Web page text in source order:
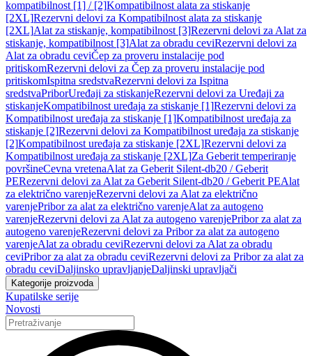
kompatibilnost [1] / [2]Kompatibilnost alata za stiskanje
[2XL]Rezervni delovi za Kompatibilnost alata za stiskanje
[2XL]Alat za stiskanje, kompatibilnost [3]Rezervni delovi za Alat za
stiskanje, kompatibilnost [3]Alat za obradu ceviRezervni delovi za
Alat za obradu ceviČep za proveru instalacije pod
pritiskomRezervni delovi za Čep za proveru instalacije pod
pritiskomIspitna sredstvaRezervni delovi za Ispitna
sredstvaPriborUređaji za stiskanjeRezervni delovi za Uređaji za
stiskanjeKompatibilnost uređaja za stiskanje [1]Rezervni delovi za
Kompatibilnost uređaja za stiskanje [1]Kompatibilnost uređaja za
stiskanje [2]Rezervni delovi za Kompatibilnost uređaja za stiskanje
[2]Kompatibilnost uređaja za stiskanje [2XL]Rezervni delovi za
Kompatibilnost uređaja za stiskanje [2XL]Za Geberit temperiranje
površineCevna vretenaAlat za Geberit Silent-db20 / Geberit
PERezervni delovi za Alat za Geberit Silent-db20 / Geberit PEAlat
za električno varenjeRezervni delovi za Alat za električno
varenjePribor za alat za električno varenjeAlat za autogeno
varenjeRezervni delovi za Alat za autogeno varenjePribor za alat za
autogeno varenjeRezervni delovi za Pribor za alat za autogeno
varenjeAlat za obradu ceviRezervni delovi za Alat za obradu
ceviPribor za alat za obradu ceviRezervni delovi za Pribor za alat za
obradu ceviDaljinsko upravljanjeDaljinski upravljači
Kategorije proizvoda
Kupatilske serije
Novosti